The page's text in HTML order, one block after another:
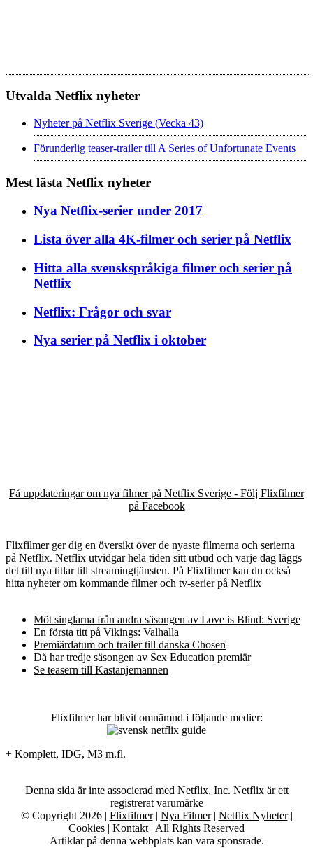
Utvalda Netflix nyheter
Nyheter på Netflix Sverige (Vecka 43)
Förunderlig teaser-trailer till A Series of Unfortunate Events
Mest lästa Netflix nyheter
Nya Netflix-serier under 2017
Lista över alla 4K-filmer och serier på Netflix
Hitta alla svenskspråkiga filmer och serier på
Netflix
Netflix: Frågor och svar
Nya serier på Netflix i oktober
Få uppdateringar om nya filmer på Netflix Sverige - Följ Flixfilmer
på Facebook
Flixfilmer ger dig en översikt över de nyaste filmerna och serierna
på Netflix. Netflix utvidgar hela tiden sitt utbud och varje dag läggs
det till nya titlar till streamingtjänsten. På Flixfilmer kan du också
hitta nyheter om kommande filmer och tv-serier på Netflix
Möt singlarna från andra säsongen av Love is Blind: Sverige
En första titt på Vikings: Valhalla
Premiärdatum och trailer till danska Chosen
Då har tredje säsongen av Sex Education premiär
Se teasern till Kastanjemannen
Flixfilmer har blivit omnämnd i följande medier:
+ Komplett, IDG, M3 m.fl.
Denna sida är inte associerad med Netflix, Inc. Netflix är ett
registrerat varumärke
© Copyright 2026 | Flixfilmer| Nya Filmer| Netflix Nyheter|
Cookies | Kontakt | All Rights Reserved
Artiklar på denna webbplats kan vara sponsrade.